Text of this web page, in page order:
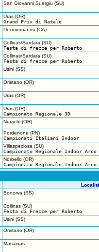
San Giovanni Suergiu (SU)
Uras (OR)
Grand Prix di Natale
Decimomannu (CA)
Collinas/Sardara (SU)
Festa di frecce per Roberto
Collinas/Sardara (SU)
Festa di frecce per Roberto
Usini (SS)
Oristano (OR)
Uras (OR)
Uras (OR)
Campionato Regionale 3D
Nurachi (OR)
Pordenone (PN)
Campionati Italiani Indoor
Villaspeciosa (SU)
Campionato Regionale Indoor Arco
Norbello (OR)
Campionato Regionale Indoor Arco
Bonorva (SS)
Collinas (SU)
Festa di Frecce per Roberto
Usini (SS)
Oristano (OR)
Masainas